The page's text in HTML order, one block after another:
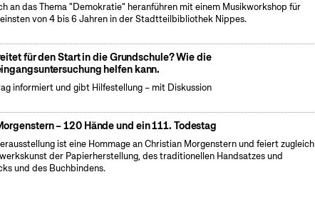
an das Thema "Demokratie" heranführen mit einem Musikworkshop für
von 4 bis 6 Jahren in der Stadtteilbibliothek Nippes.
für den Start in die Grundschule? Wie die
helfen kann.
informiert und gibt Hilfestellung – mit Diskussion
– 120 Hände und ein 111. Todestag
ist eine Hommage an Christian Morgenstern und feiert zugleich
der Papierherstellung, des traditionellen Handsatzes und
und des Buchbindens.